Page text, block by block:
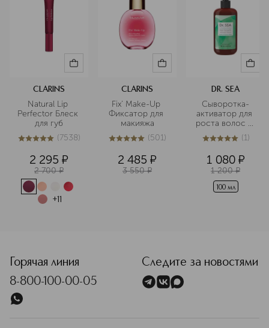
CLARINS
Natural Lip
Perfector Блеск
для губ
5из 57538 (7538)
2 295 ¤
2 700 ¤
+11
CLARINS
Fix' Make-Up
Фиксатор для
макияжа
5из 5501 (501)
2 485 ¤
3 550 ¤
DR. SEA
Сыворотка-
активатор для
роста волос с
ментолом и
5из 51 (1)
1 080 ¤
1 200 ¤
100 мл
Горячая линия
8-800-100-00-05
Следите за новостями